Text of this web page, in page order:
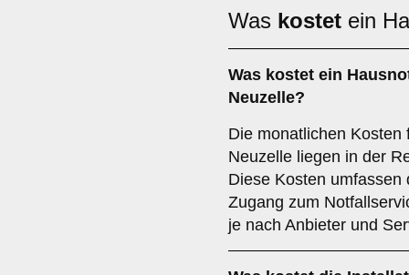
Was kostet ein
Was kostet ein
Neuzelle?
Die monatlichen
Neuzelle liegen in der
Diese Kosten
Zugang zum
je nach Anbieter und